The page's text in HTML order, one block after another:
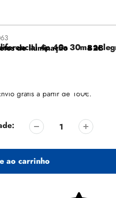
de Iluminação B2B
4p 40a 30ma ac
grátis a partir de 160€.
ao carrinho